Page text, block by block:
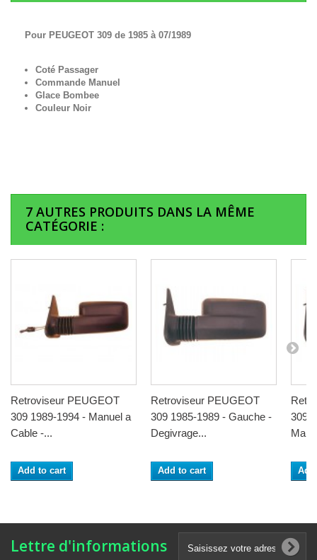
Pour PEUGEOT 309 de 1985 à 07/1989
Coté Passager
Commande Manuel
Glace Bombee
Couleur Noir
7 AUTRES PRODUITS DANS LA MÊME
CATÉGORIE :
Retroviseur PEUGEOT
309 1989-1994 - Manuel a
Cable -...
Add to cart
Retroviseur PEUGEOT
309 1985-1989 - Gauche -
Degivrage...
Add to cart
309
Lettre d'informations